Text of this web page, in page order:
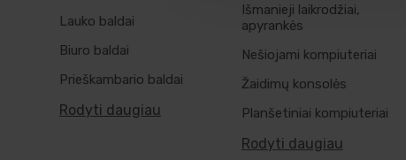
Lauko baldai
Biuro baldai
Prieškambario baldai
Rodyti daugiau
Išmanieji laikrodžiai,
apyrankės
Nešiojami kompiuteriai
Žaidimų konsolės
Planšetiniai kompiuteriai
Rodyti daugiau